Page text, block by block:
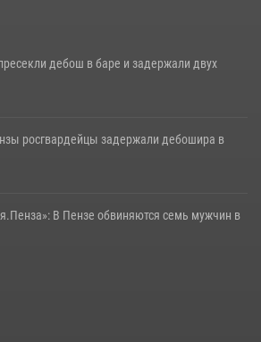
дебош в баре и задержали двух
росгвардейцы задержали дебошира в
В Пензе обвиняются семь мужчин в